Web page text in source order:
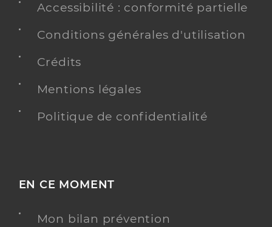
Accessibilité : conformité partielle
Conditions générales d'utilisation
Crédits
Mentions légales
Politique de confidentialité
EN CE MOMENT
Mon bilan prévention